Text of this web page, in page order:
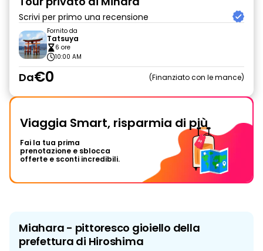
Scrivi per primo una recensione
Fornito da
Tatsuya
6 ore
10:00 AM
Da€0 Finanziato con le mance
Viaggia Smart, risparmia di più
Fai la tua prima
prenotazione e sblocca
offerte e sconti incredibili.
Miahara - pittoresco gioiello della
prefettura di Hiroshima